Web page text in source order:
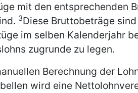
mit den entsprechenden
3Diese Bruttobeträge
im selben Kalenderjahr
zugrunde zu legen.
Berechnung der
wird eine